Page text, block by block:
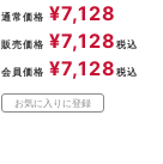
通常価格 ¥7,128
販売価格 ¥7,128 税込
会員価格 ¥7,128 税込
お気に入りに登録